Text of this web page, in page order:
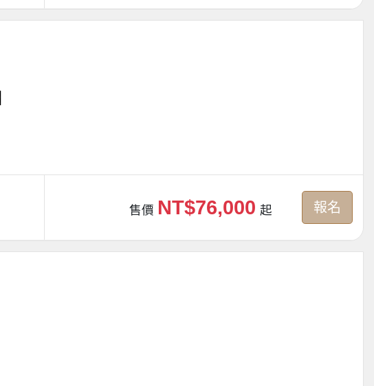
售價 NT$76,000 起 報名